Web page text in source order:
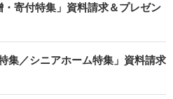
寄付特集」資料請求＆プレゼン
集／シニアホーム特集」資料請求